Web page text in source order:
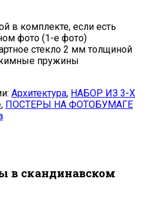
в комплекте, если есть
фото (1-е фото)
стекло 2 мм толщиной
пружины
Архитектура, НАБОР ИЗ 3-Х
, ПОСТЕРЫ НА ФОТОБУМАГЕ
в скандинавском